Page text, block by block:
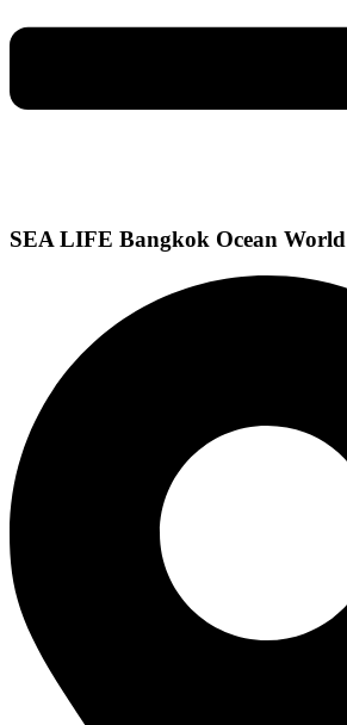
SEA LIFE Bangkok Ocean World